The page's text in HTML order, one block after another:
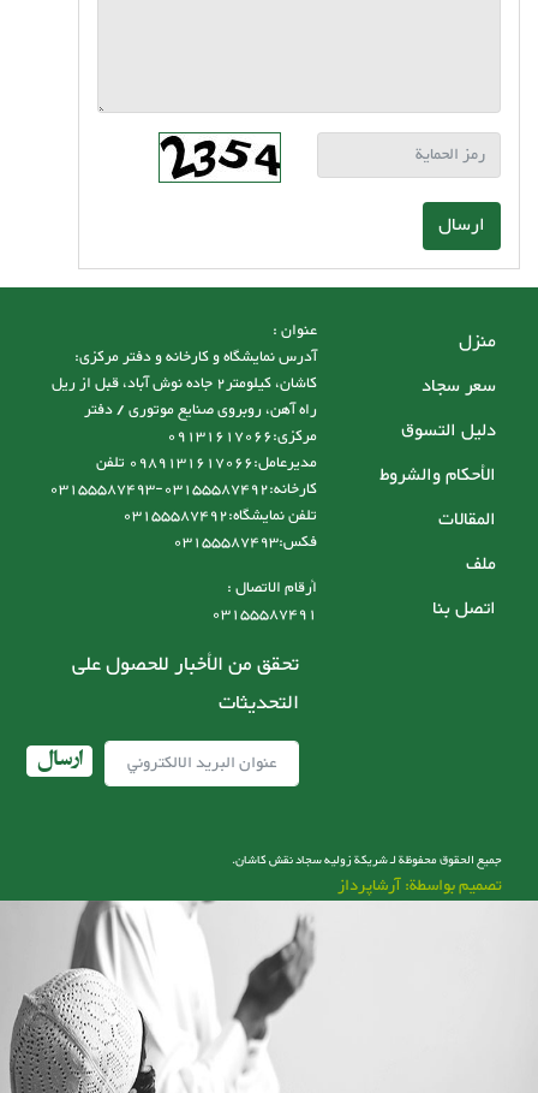
ارسال
منزل
سعر سجاد
دليل التسوق
الأحكام والشروط
المقالات
ملف
اتصل بنا
عنوان :
آدرس نمایشگاه و کارخانه و دفتر مرکزی:
کاشان، کیلومتر2 جاده نوش آباد، قبل از ریل
راه آهن، روبروی صنایع موتوری / دفتر
مرکزی:09131617066
مدیرعامل:0989131617066 تلفن
کارخانه:03155587492-03155587493
تلفن نمایشگاه:03155587492
فکس:03155587493
أرقام الاتصال :
03155587491
تحقق من الأخبار للحصول على
التحديثات
ارسال
جميع الحقوق محفوظة لـ شریکة زولیه سجاد نقش کاشان.
تصميم بواسطة: آرشاپرداز